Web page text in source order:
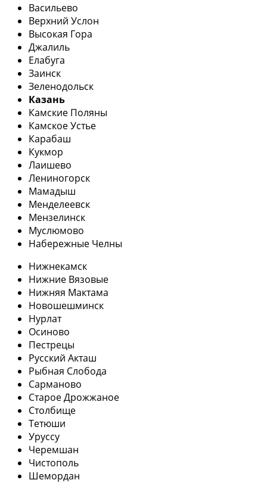
Васильево
Верхний Услон
Высокая Гора
Джалиль
Елабуга
Заинск
Зеленодольск
Казань
Камские Поляны
Камское Устье
Карабаш
Кукмор
Лаишево
Лениногорск
Мамадыш
Менделеевск
Мензелинск
Муслюмово
Набережные Челны
Нижнекамск
Нижние Вязовые
Нижняя Мактама
Новошешминск
Нурлат
Осиново
Пестрецы
Русский Акташ
Рыбная Слобода
Сарманово
Старое Дрожжаное
Столбище
Тетюши
Уруссу
Черемшан
Чистополь
Шемордан